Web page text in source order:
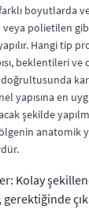
boyutlarda
veya polietilen
Hangi tip
beklentileri ve
yapısına en
şekilde
anatomik
Kolay